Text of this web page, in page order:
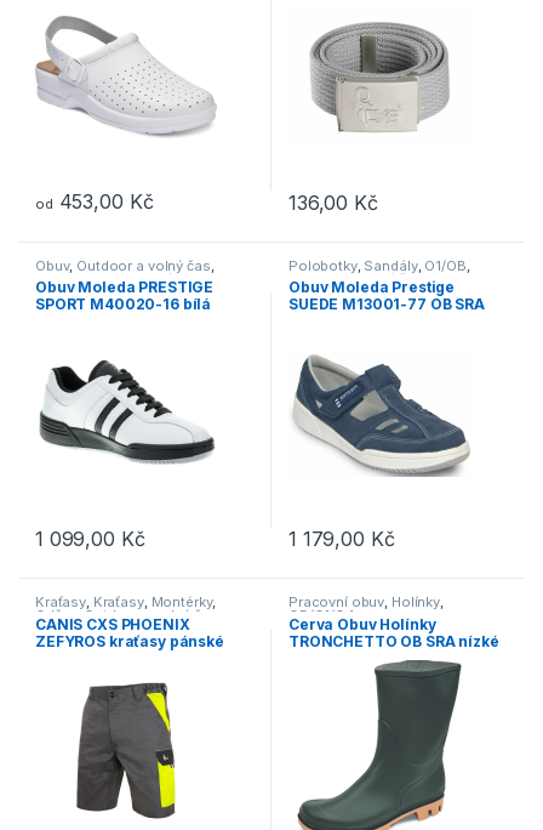
od 453,00 Kč
Tento produkt má více variant. Možnosti lze vybrat na stránce
136,00 Kč
Obuv, Outdoor a volný čas
Polobotky, Pracovní obuv,
Tenisky,Vycházková
Obuv Moleda PRESTIGE
SPORT M40020-16 bílá
1 099,00 Kč
Tento produkt má více variant. Možnosti lze vybrat na stránce
Polobotky, Sandály, O1/OB
Outdoor a volný čas ,Obuv ,
Otevřená obuv, Vycházková
Obuv Moleda Prestige
SUEDE M13001-77 OB SRA
1 179,00 Kč
Tento produkt má více variant.
Kraťasy, Kraťasy, Montérky,
Oděvy, Outdoor a volný čas
Pracovní oděvy
CANIS CXS PHOENIX
ZEFYROS kraťasy pánské
Pracovní obuv, Holínky,
OB/O1/O4
Cerva Obuv Holínky
TRONCHETTO OB SRA nízké